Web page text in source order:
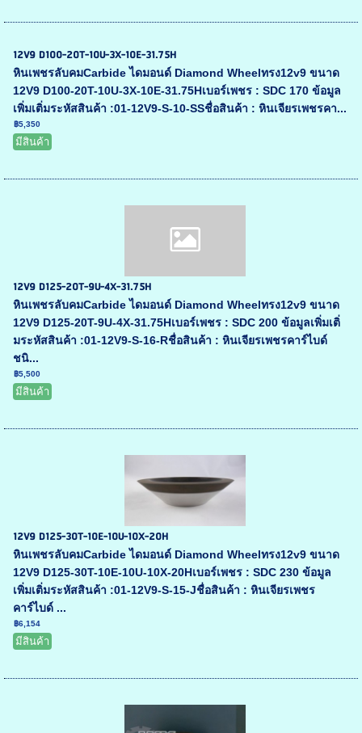
12V9 D100-20T-10U-3X-10E-31.75H
หินเพชรลับคมCarbide ไดมอนด์ Diamond Wheelทรง12v9 ขนาด
12V9 D100-20T-10U-3X-10E-31.75Hเบอร์เพชร : SDC 170 ข้อมูล
เพิ่มเติ่มระหัสสินค้า :01-12V9-S-10-SSชื่อสินค้า : หินเจียรเพชรคา...
฿5,350
มีสินค้า
12V9 D125-20T-9U-4X-31.75H
หินเพชรลับคมCarbide ไดมอนด์ Diamond Wheelทรง12v9 ขนาด
12V9 D125-20T-9U-4X-31.75Hเบอร์เพชร : SDC 200 ข้อมูลเพิ่มเติ่
มระหัสสินค้า :01-12V9-S-16-Rชื่อสินค้า : หินเจียรเพชรคาร์ไบด์
ชนิ...
฿5,500
มีสินค้า
12V9 D125-30T-10E-10U-10X-20H
หินเพชรลับคมCarbide ไดมอนด์ Diamond Wheelทรง12v9 ขนาด
12V9 D125-30T-10E-10U-10X-20Hเบอร์เพชร : SDC 230 ข้อมูล
เพิ่มเติ่มระหัสสินค้า :01-12V9-S-15-Jชื่อสินค้า : หินเจียรเพชร
คาร์ไบด์ ...
฿6,154
มีสินค้า